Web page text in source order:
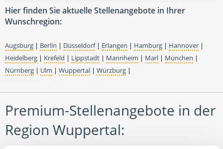
Hier finden Sie aktuelle Stellenangebote in Ihrer
Wunschregion:
Augsburg | Berlin | Düsseldorf| Erlangen | Hamburg | Hannover |
Heidelberg | Krefeld | Lippstadt | Mannheim | Marl | München |
Nürnberg | Ulm | Wuppertal | Würzburg |
Premium-Stellenangebote in der
Region Wuppertal: